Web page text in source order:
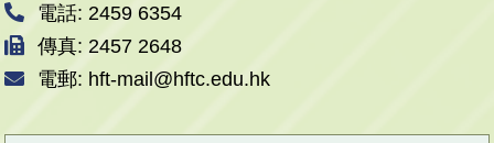
電話: 2459 6354
傳真: 2457 2648
電郵: hft-mail@hftc.edu.hk